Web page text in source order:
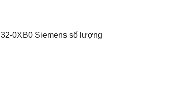
0XB0 Siemens số lượng